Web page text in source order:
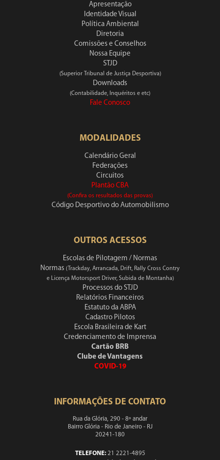
Apresentação
Identidade Visual
Política Ambiental
Diretoria
Comissões e Conselhos
Nossa Equipe
STJD
(Superior Tribunal de Justiça Desportiva)
Downloads
(Contabilidade, Inquéritos e etc)
Fale Conosco
MODALIDADES
Calendário Geral
Federações
Circuitos
Plantão CBA
(Confira os resultados das provas)
Código Desportivo do Automobilismo
OUTROS ACESSOS
Escolas de Pilotagem / Normas
Normas (Trackday, Arrancada, Drift, Rally Cross Contry
e Licença Motorsport Driver, Subida de Montanha)
Processos do STJD
Relatórios Financeiros
Estatuto da ABPA
Cadastro Pilotos
Escola Brasileira de Kart
Credenciamento de Imprensa
Cartão BRB
Clube de Vantagens
COVID-19
INFORMAÇÕES DE CONTATO
Rua da Glória, 290 - 8º andar
Bairro Glória - Rio de Janeiro - RJ
20241-180
TELEFONE:21 2221-4895